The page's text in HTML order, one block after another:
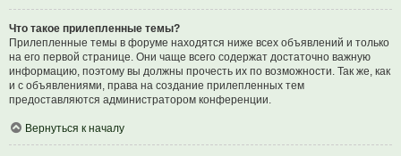
Что такое прилепленные темы?
Прилепленные темы в форуме находятся ниже всех объявлений и только
на его первой странице. Они чаще всего содержат достаточно важную
информацию, поэтому вы должны прочесть их по возможности. Так же, как
и с объявлениями, права на создание прилепленных тем
предоставляются администратором конференции.
Вернуться к началу